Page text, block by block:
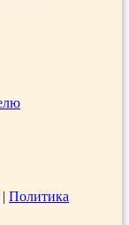
| Политика